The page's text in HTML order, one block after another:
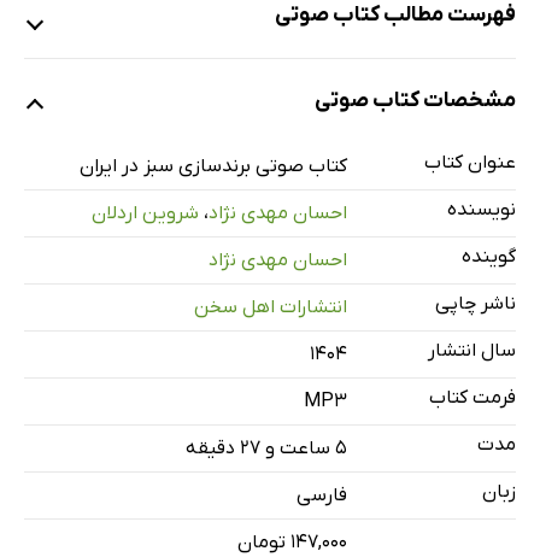
فهرست مطالب کتاب صوتی
نمونه
9 دقیقه
معرفی و مقدمه: اتفاقی سبز در برندینگ ایرانی، چرا اصلا این کتاب
13 دقیقهفصل اول: مفاهیم برندسازی سبز و پایدار ـ قسمت اول
فصل اول ـ قسمت دوم
فصل اول ـ قسمت سوم
فصل اول ـ قسمت چهارم
مشخصات کتاب صوتی
عنوان کتاب
کتاب صوتی برندسازی سبز در ایران
نویسنده
احسان مهدی نژاد، شروین اردلان
گوینده
احسان مهدی نژاد
ناشر چاپی
انتشارات اهل سخن
سال انتشار
۱۴۰۴
فرمت کتاب
MP3
مدت
۵ ساعت و ۲۷ دقیقه
زبان
فارسی
۱۴۷,۰۰۰ تومان